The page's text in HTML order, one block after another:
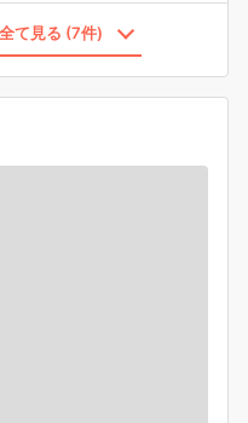
て見る (7件)